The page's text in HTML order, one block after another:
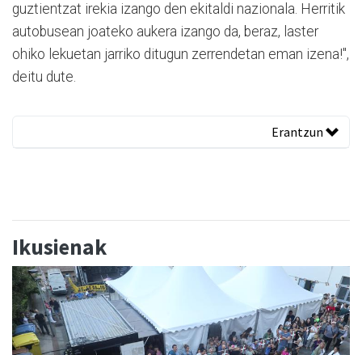
guztientzat irekia izango den ekitaldi nazionala. Herritik
autobusean joateko aukera izango da, beraz, laster
ohiko lekuetan jarriko ditugun zerrendetan eman izena!",
deitu dute.
Erantzun
Ikusienak